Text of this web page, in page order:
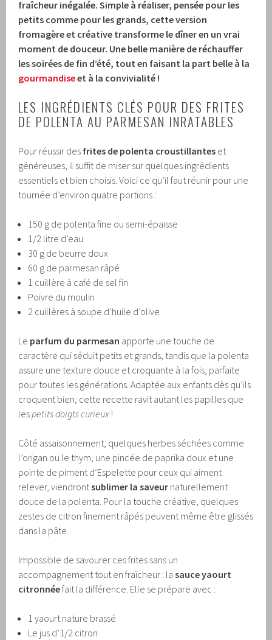
fraîcheur inégalée. Simple à réaliser, pensée pour les
petits comme pour les grands, cette version
fromagère et créative transforme le dîner en un vrai
moment de douceur. Une belle manière de réchauffer
les soirées de fin d’été, tout en faisant la part belle à la
gourmandiseet à la convivialité !
LES INGRÉDIENTS CLÉS POUR DES FRITES
DE POLENTA AU PARMESAN INRATABLES
Pour réussir des frites de polenta croustillantes et
généreuses, il suffit de miser sur quelques ingrédients
essentiels et bien choisis. Voici ce qu’il faut réunir pour une
tournée d’environ quatre portions :
150 g de polenta fine ou semi-épaisse
1/2 litre d’eau
30 g de beurre doux
60 g de parmesan râpé
1 cuillère à café de sel fin
Poivre du moulin
2 cuillères à soupe d’huile d’olive
Le parfum du parmesan apporte une touche de
caractère qui séduit petits et grands, tandis que la polenta
assure une texture douce et croquante à la fois, parfaite
pour toutes les générations. Adaptée aux enfants dès qu’ils
croquent bien, cette recette ravit autant les papilles que
lespetits doigts curieux!
Côté assaisonnement, quelques herbes séchées comme
l’origan ou le thym, une pincée de paprika doux et une
pointe de piment d’Espelette pour ceux qui aiment
relever, viendrontsublimer la saveur naturellement
douce de la polenta. Pour la touche créative, quelques
zestes de citron finement râpés peuvent même être glissés
dans la pâte.
Impossible de savourer ces frites sans un
accompagnement tout en fraîcheur : lasauce yaourt
citronnéefait la différence. Elle se prépare avec :
1 yaourt nature brassé
Le jus d’1/2 citron